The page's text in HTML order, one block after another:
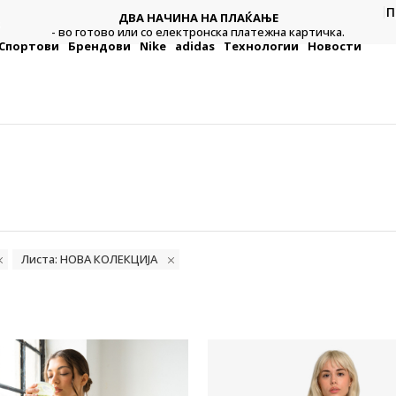
ДВА НАЧИНА НА ПЛАЌАЊЕ
- во готово или со електронска платежна картичка.
Спортови Брендови Nike adidas Технологии Новости
Листа: НОВА КОЛЕКЦИЈА